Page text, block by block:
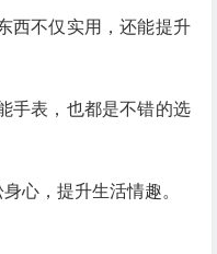
西不仅实用，还能提升
手表，也都是不错的选
心，提升生活情趣。